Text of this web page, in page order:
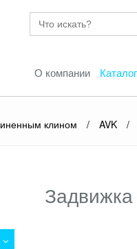
О компании Каталог
клином / AVK /